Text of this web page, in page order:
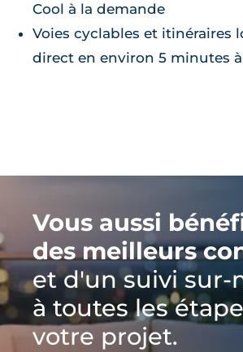
Cool à la demande
Voies cyclables et itinéraires
direct en environ 5 minutes
Vous aussi
des meilleurs
et d'un suivi sur-
à toutes les
votre projet.